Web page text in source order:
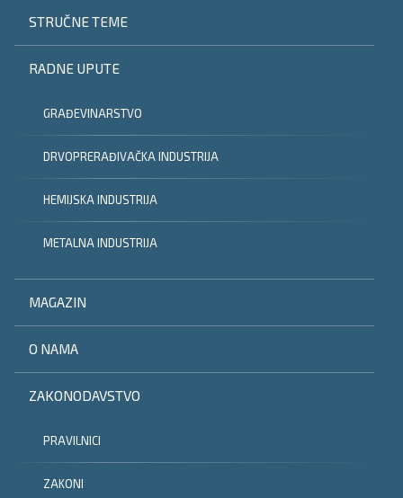
STRUČNE TEME
RADNE UPUTE
GRAĐEVINARSTVO
DRVOPRERAĐIVAČKA INDUSTRIJA
HEMIJSKA INDUSTRIJA
METALNA INDUSTRIJA
MAGAZIN
O NAMA
ZAKONODAVSTVO
PRAVILNICI
ZAKONI